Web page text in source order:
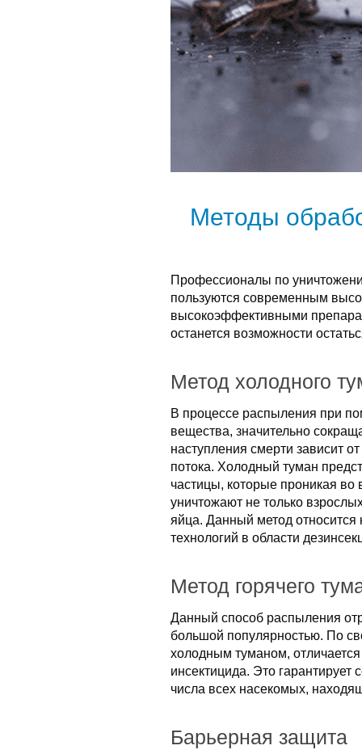
Методы
Профессионалы по
пользуются современным
высокоэффективными
останется возможности
Метод холодного
В процессе распыления при
вещества, значительно
наступления смерти зависит
потока. Холодный туман
частицы, которые проникая
уничтожают не только
яйца. Данный метод
технологий в области
Метод горячего
Данный способ распыления
большой популярностью. По
холодным туманом,
инсектицида. Это
числа всех насекомых,
Барьерная защита